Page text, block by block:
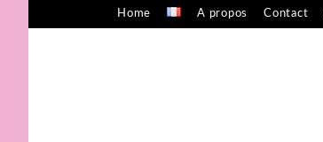
to
Home A propos Contact